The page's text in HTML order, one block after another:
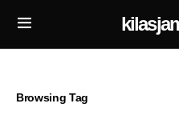
Browsing Tag